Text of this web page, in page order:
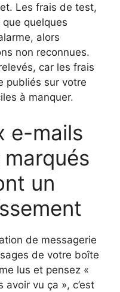
Les frais de test,
quelques
alors
non reconnues.
car les frais
publiés sur votre
à manquer.
e-mails
un
de messagerie
de votre boîte
lus et pensez «
vu ça », c’est